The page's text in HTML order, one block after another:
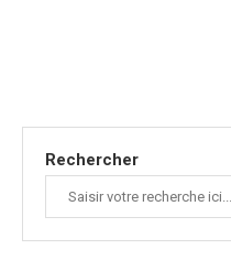
Rechercher